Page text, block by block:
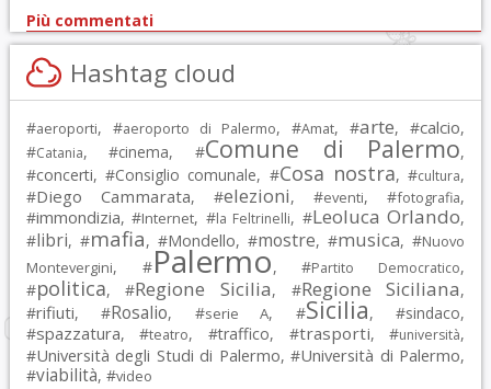
Più commentati
Hashtag cloud
#aeroporti, #aeroporto di Palermo, #Amat, #arte, #calcio,
#Catania, #cinema, #Comune di Palermo,
#concerti, #Consiglio comunale, #Cosa nostra, #cultura,
#Diego Cammarata, #elezioni, #eventi, #fotografia,
#immondizia, #Internet, #la Feltrinelli, #Leoluca Orlando,
#libri, #mafia, #Mondello, #mostre, #musica, #Nuovo
Montevergini, #Palermo, #Partito Democratico,
#politica, #Regione Sicilia, #Regione Siciliana,
#rifiuti, #Rosalio, #serie A, #Sicilia, #sindaco,
#spazzatura, #teatro, #traffico, #trasporti, #università,
#Università degli Studi di Palermo, #Università di Palermo,
#viabilità, #video